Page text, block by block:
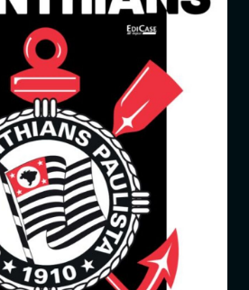
Revistas
Notícias
Entrar